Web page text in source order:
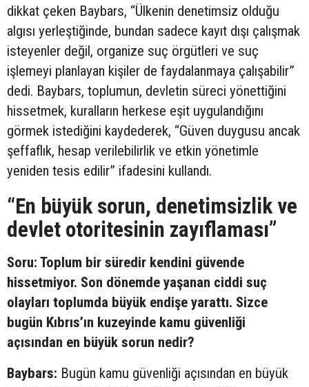
dikkat çeken Baybars, “Ülkenin denetimsiz olduğu
algısı yerleştiğinde, bundan sadece kayıt dışı çalışmak
isteyenler değil, organize suç örgütleri ve suç
işlemeyi planlayan kişiler de faydalanmaya çalışabilir”
dedi. Baybars, toplumun, devletin süreci yönettiğini
hissetmek, kuralların herkese eşit uygulandığını
görmek istediğini kaydederek, “Güven duygusu ancak
şeffaflık, hesap verilebilirlik ve etkin yönetimle
yeniden tesis edilir” ifadesini kullandı.
“En büyük sorun, denetimsizlik ve
devlet otoritesinin zayıflaması”
Soru: Toplum bir süredir kendini güvende
hissetmiyor. Son dönemde yaşanan ciddi suç
olayları toplumda büyük endişe yarattı. Sizce
bugün Kıbrıs’ın kuzeyinde kamu güvenliği
açısından en büyük sorun nedir?
Baybars: Bugün kamu güvenliği açısından en büyük